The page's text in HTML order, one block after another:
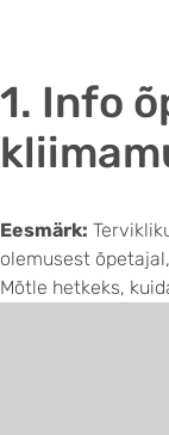
1. Info
Eesmärk:
olemusest
Mõtle hetkeks,